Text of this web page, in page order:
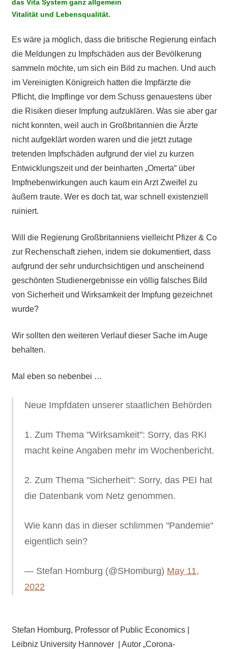
das Vita System ganz allgemein
Vitalität und Lebensqualität.
Es wäre ja möglich, dass die britische Regierung einfach
die Meldungen zu Impfschäden aus der Bevölkerung
sammeln möchte, um sich ein Bild zu machen. Und auch
im Vereinigten Königreich hatten die Impfärzte die
Pflicht, die Impflinge vor dem Schuss genauestens über
die Risiken dieser Impfung aufzuklären. Was sie aber gar
nicht konnten, weil auch in Großbritannien die Ärzte
nicht aufgeklärt worden waren und die jetzt zutage
tretenden Impfschäden aufgrund der viel zu kurzen
Entwicklungszeit und der beinharten „Omerta“ über
Impfnebenwirkungen auch kaum ein Arzt Zweifel zu
äußern traute. Wer es doch tat, war schnell existenziell
ruiniert.
Will die Regierung Großbritanniens vielleicht Pfizer & Co
zur Rechenschaft ziehen, indem sie dokumentiert, dass
aufgrund der sehr undurchsichtigen und anscheinend
geschönten Studienergebnisse ein völlig falsches Bild
von Sicherheit und Wirksamkeit der Impfung gezeichnet
wurde?
Wir sollten den weiteren Verlauf dieser Sache im Auge
behalten.
Mal eben so nebenbei …
Neue Impfdaten unserer staatlichen Behörden
1. Zum Thema "Wirksamkeit": Sorry, das RKI
macht keine Angaben mehr im Wochenbericht.
2. Zum Thema "Sicherheit": Sorry, das PEI hat
die Datenbank vom Netz genommen.
Wie kann das in dieser schlimmen "Pandemie"
eigentlich sein?
— Stefan Homburg (@SHomburg) May 11,
2022
Stefan Homburg, Professor of Public Economics |
Leibniz University Hannover
| Autor „Corona-